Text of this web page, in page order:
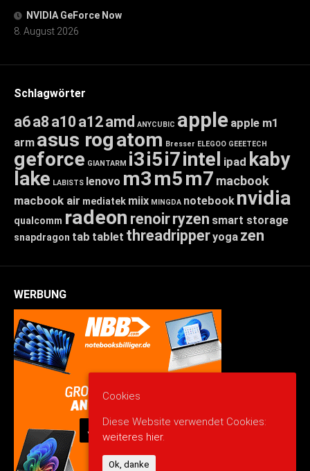
NVIDIA GeForce Now
8. August 2026
Schlagwörter
a6a8 a10 a12amd ANYCUBIC apple apple m1
arm asus rogatom Bresser ELEGOO GEEETECH
geforce GIANTARM i3i5i7intel ipad kaby
lake LABISTS lenovo m3m5m7 macbook
macbook air mediatek miix MINGDA notebook nvidia
qualcomm radeon renoirryzen smart storage
snapdragon tab tablet threadripperyoga zen
WERBUNG
Cookies
Diese Website verwendet Cookies:
weiteres hier.
Ok, danke